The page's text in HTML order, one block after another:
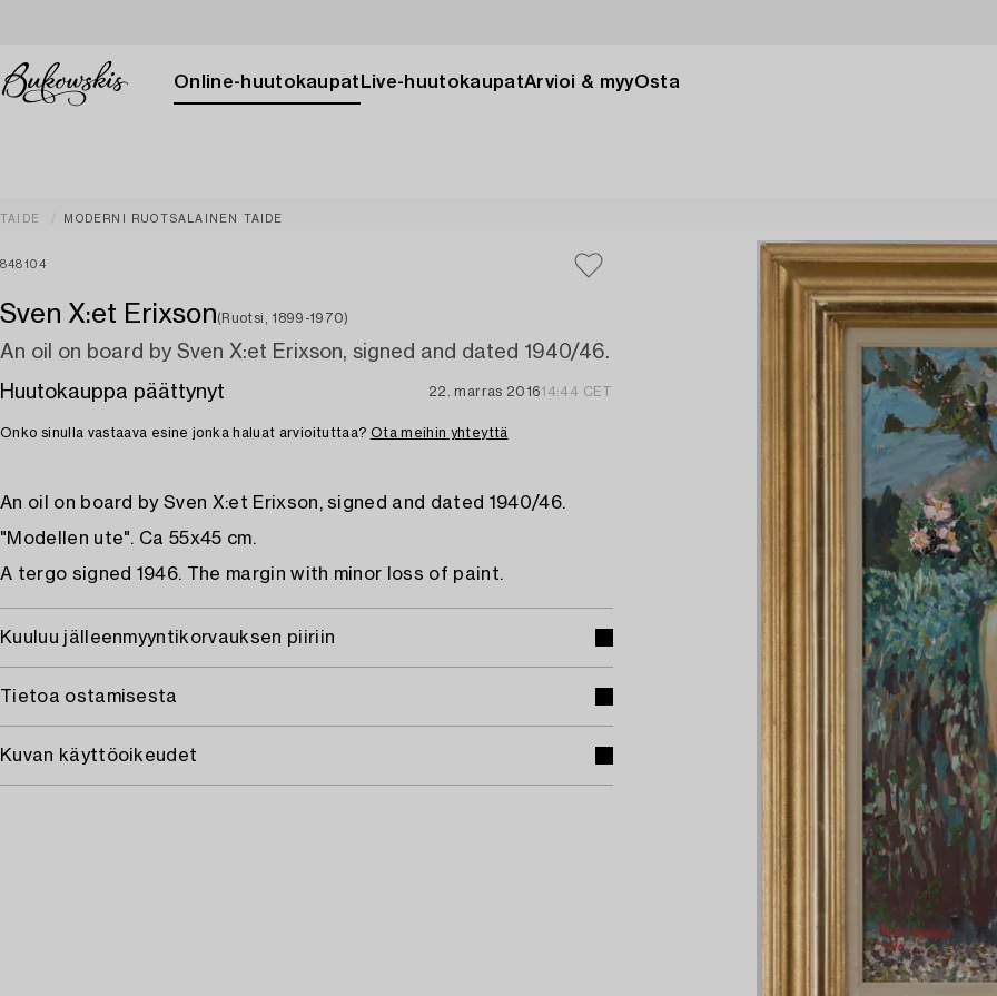
Online-huutokaupat Live-huutokaupatArvioi & myyOsta
TAIDE MODERNI RUOTSALAINEN TAIDE
848104
Sven X:et Erixson(Ruotsi, 1899-1970)
An oil on board by Sven X:et Erixson, signed and dated 1940/46.
Huutokauppa päättynyt
22. marras 201614:44 CET
Onko sinulla vastaava esine jonka haluat arvioituttaa? Ota meihin yhteyttä
An oil on board by Sven X:et Erixson, signed and dated 1940/46.
"Modellen ute". Ca 55x45 cm.
A tergo signed 1946. The margin with minor loss of paint.
Kuuluu jälleenmyyntikorvauksen piiriin
Tietoa ostamisesta
Kuvan käyttöoikeudet